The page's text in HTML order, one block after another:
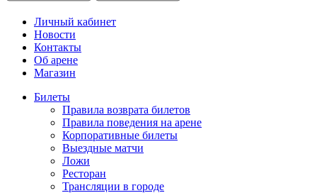
Личный кабинет
Новости
Контакты
Об арене
Магазин
Билеты
Правила возврата билетов
Правила поведения на арене
Корпоративные билеты
Выездные матчи
Ложи
Ресторан
Трансляции в городе